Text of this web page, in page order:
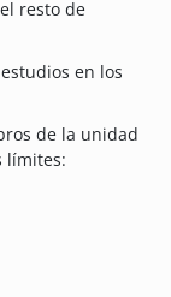
resto de
en los
de la unidad
límites: